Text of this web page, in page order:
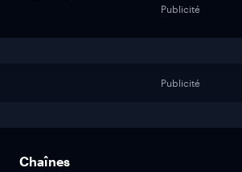
Publicité
Publicité
Chaînes